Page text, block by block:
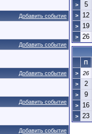
Добавить событие
Добавить событие
Добавить событие
Добавить событие
Добавить событие
> 5
> 12
> 19
> 26
П
>
26
> 2
> 9
> 16
> 23